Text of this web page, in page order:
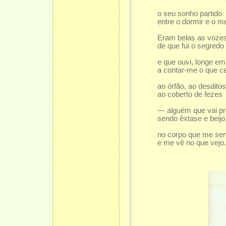
o seu sonho partido
entre o dormir e o
Eram belas as
de que fui o segredo
e que ouvi, longe
a contar-me o que
ao órfão, ao
ao coberto de fezes
— alguém que vai
sendo êxtase e
no corpo que me
e me vê no que vejo.